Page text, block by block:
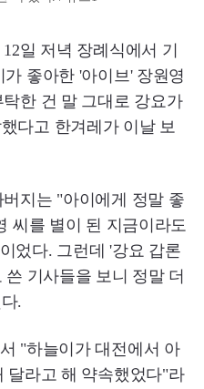
일 저녁 장례식에서 기
좋아한 '아이브' 장원영
한 건 말 그대로 강요가
다고 한겨레가 이날 보
지는 "아이에게 정말 좋
씨를 별이 된 지금이라도
었다. 그런데 '강요 갑론
기사들을 보니 정말 더
.
"하늘이가 대전에서 아
달라고 해 약속했었다"라